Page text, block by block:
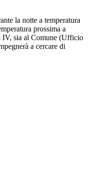
la notte a temperatura
prossima a
IV, sia al Comune (Ufficio
a cercare di